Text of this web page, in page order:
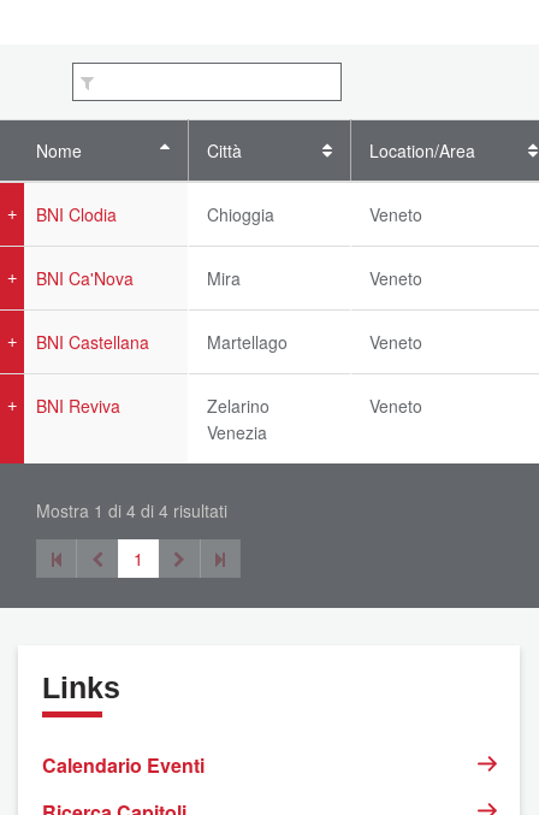
BNI Clodia Chioggia Veneto
BNI Ca'Nova Mira Veneto
BNI Castellana Martellago Veneto
BNI Reviva
Zelarino
Venezia
Veneto
Nome Città Location/Area
Mostra 1 di 4 di 4 risultati
1
Links
Calendario Eventi